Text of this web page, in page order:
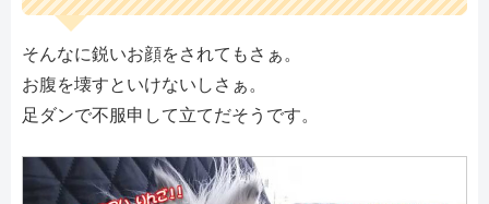
そんなに鋭いお顔をされてもさぁ。
お腹を壊すといけないしさぁ。
足ダンで不服申して立てだそうです。